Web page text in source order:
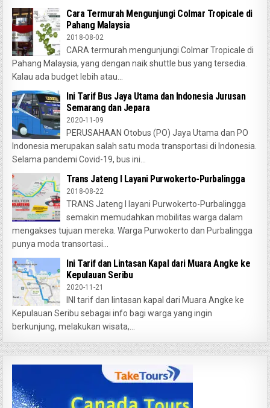
Cara Termurah Mengunjungi Colmar Tropicale di
Pahang Malaysia
2018-08-02
CARA termurah mengunjungi Colmar Tropicale di
Pahang Malaysia, yang dengan naik shuttle bus yang tersedia.
Kalau ada budget lebih atau...
Ini Tarif Bus Jaya Utama dan Indonesia Jurusan
Semarang dan Jepara
2020-11-09
PERUSAHAAN Otobus (PO) Jaya Utama dan PO
Indonesia merupakan salah satu moda transportasi di Indonesia.
Selama pandemi Covid-19, bus ini...
Trans Jateng I Layani Purwokerto-Purbalingga
2018-08-22
TRANS Jateng I layani Purwokerto-Purbalingga
semakin memudahkan mobilitas warga dalam
mengakses tujuan mereka. Warga Purwokerto dan Purbalingga
punya moda transortasi...
Ini Tarif dan Lintasan Kapal dari Muara Angke ke
Kepulauan Seribu
2020-11-21
INI tarif dan lintasan kapal dari Muara Angke ke
Kepulauan Seribu sebagai info bagi warga yang ingin
berkunjung, melakukan wisata,...